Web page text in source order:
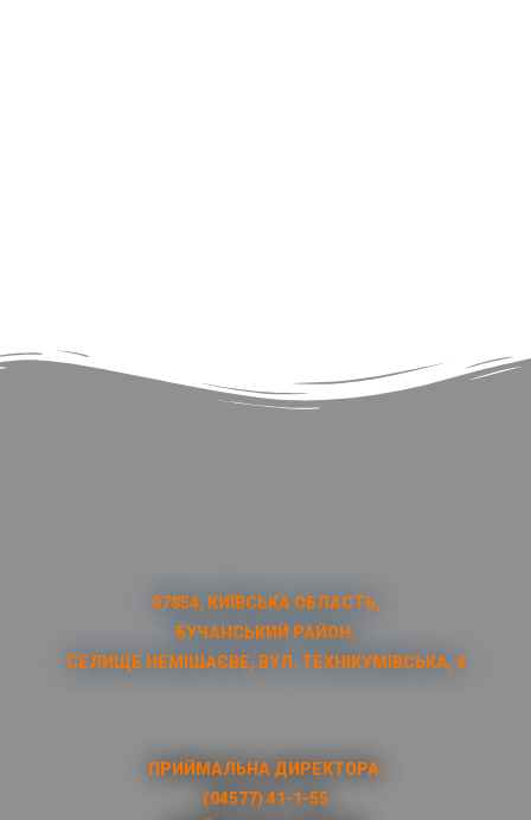
07854, КИЇВСЬКА ОБЛАСТЬ,
БУЧАНСЬКИЙ РАЙОН,
СЕЛИЩЕ НЕМІШАЄВЕ, ВУЛ. ТЕХНІКУМІВСЬКА, 4
ПРИЙМАЛЬНА ДИРЕКТОРА:
(04577) 41-1-55